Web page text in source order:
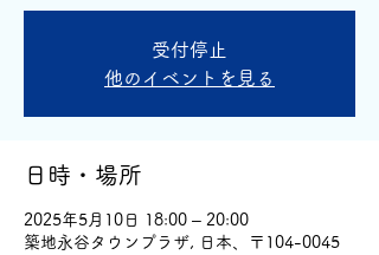
受付停止
他のイベントを見る
日時・場所
2025年5月10日 18:00 – 20:00
築地永谷タウンプラザ, 日本、〒104-0045